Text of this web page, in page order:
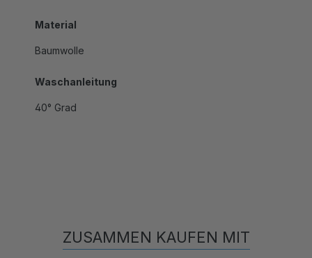
Material
Baumwolle
Waschanleitung
40° Grad
ZUSAMMEN KAUFEN MIT